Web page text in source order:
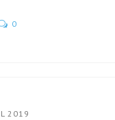
0
2019